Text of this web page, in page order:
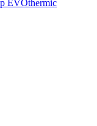
EVOthermic